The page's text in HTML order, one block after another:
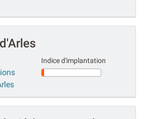
Indice d'implantation